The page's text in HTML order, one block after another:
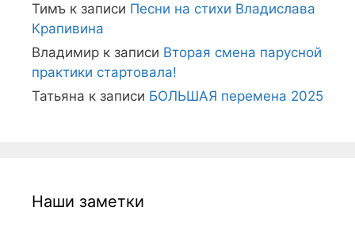
Тимъ к записи Песни на стихи Владислава
Крапивина
Владимир к записи Вторая смена парусной
практики стартовала!
Татьяна к записи БОЛЬШАЯ перемена 2025
Наши заметки